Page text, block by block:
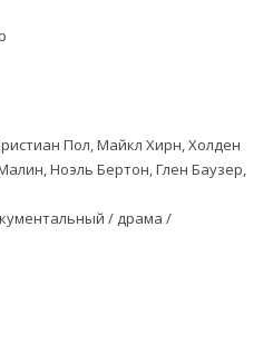
Пол, Майкл Хирн, Холден
Ноэль Бертон, Глен Баузер,
/ драма /